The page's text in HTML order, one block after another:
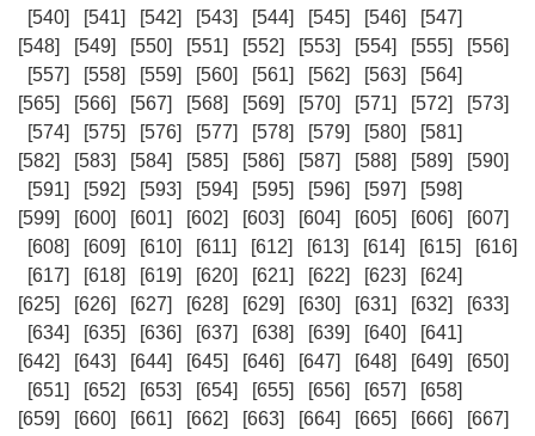
[540]
[541] [542] [543] [544] [545] [546]
[547]
[548]
[549] [550] [551] [552] [553] [554] [555]
[556]
[557]
[558] [559] [560] [561] [562] [563]
[564]
[565]
[566] [567] [568] [569] [570] [571] [572]
[573]
[574]
[575] [576] [577] [578] [579] [580]
[581]
[582]
[583] [584] [585] [586] [587] [588] [589]
[590]
[591]
[592] [593] [594] [595] [596] [597]
[598]
[599]
[600] [601] [602] [603] [604] [605] [606]
[607]
[608]
[609] [610] [611] [612] [613] [614] [615]
[616]
[617]
[618] [619] [620] [621] [622] [623]
[624]
[625]
[626] [627] [628] [629] [630] [631] [632]
[633]
[634]
[635] [636] [637] [638] [639] [640]
[641]
[642]
[643] [644] [645] [646] [647] [648] [649]
[650]
[651]
[652] [653] [654] [655] [656] [657]
[658]
[659]
[660] [661] [662] [663] [664] [665] [666]
[667]